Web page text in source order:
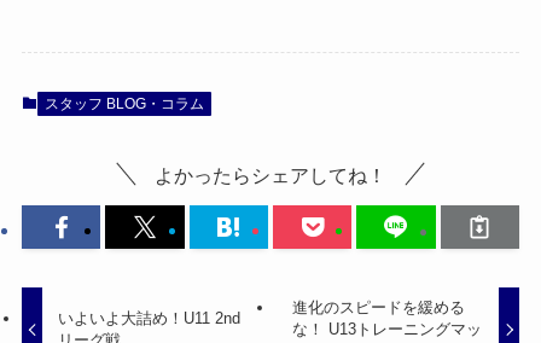
スタッフ BLOG・コラム
よかったらシェアしてね！
いよいよ大詰め！U11 2nd
進化のスピードを緩める
な！ U13トレーニングマッ